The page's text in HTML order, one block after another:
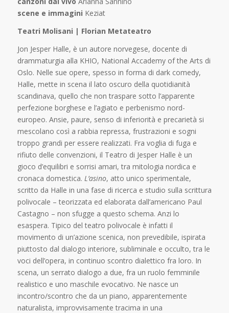
scene e immagini Keziat
Teatri Molisani | Florian Metateatro
Jon Jesper Halle, è un autore norvegese, docente di
drammaturgia alla KHIO, National Accademy of the Arts di
Oslo. Nelle sue opere, spesso in forma di dark comedy,
Halle, mette in scena il lato oscuro della quotidianità
scandinava, quello che non traspare sotto l’apparente
perfezione borghese e l’agiato e perbenismo nord-
europeo. Ansie, paure, senso di inferiorità e precarietà si
mescolano così a rabbia repressa, frustrazioni e sogni
troppo grandi per essere realizzati. Fra voglia di fuga e
rifiuto delle convenzioni, il Teatro di Jesper Halle è un
gioco d’equilibri e sorrisi amari, tra mitologia nordica e
cronaca domestica. L’asino, atto unico sperimentale,
scritto da Halle in una fase di ricerca e studio sulla scrittura
polivocale – teorizzata ed elaborata dall’americano Paul
Castagno – non sfugge a questo schema. Anzi lo
esaspera. Tipico del teatro polivocale è infatti il
movimento di un’azione scenica, non prevedibile, ispirata
piuttosto dal dialogo interiore, subliminale e occulto, tra le
voci dell’opera, in continuo scontro dialettico fra loro. In
scena, un serrato dialogo a due, fra un ruolo femminile
realistico e uno maschile evocativo. Ne nasce un
incontro/scontro che da un piano, apparentemente
naturalista, improvvisamente tracima in una